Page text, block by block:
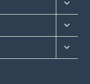
filho
menu
filho
menu
filho
menu